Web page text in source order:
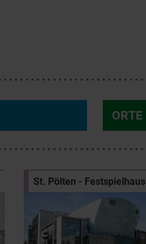
ORTE
St. Pölten - Festspielhaus